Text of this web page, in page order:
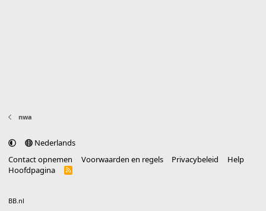
nwa
Nederlands
Contact opnemen
Voorwaarden en regels Privacybeleid
Help
Hoofdpagina
R
BB.nl